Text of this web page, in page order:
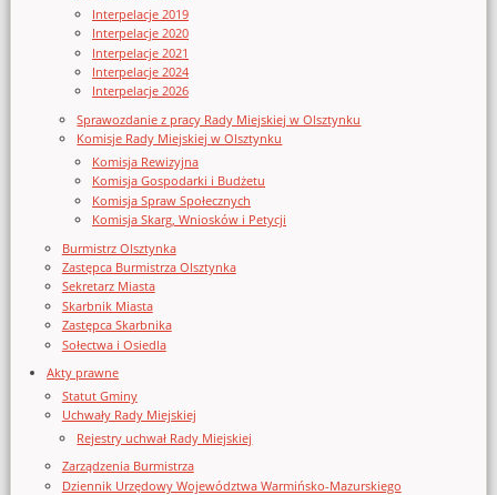
Interpelacje 2019
Interpelacje 2020
Interpelacje 2021
Interpelacje 2024
Interpelacje 2026
Sprawozdanie z pracy Rady Miejskiej w Olsztynku
Komisje Rady Miejskiej w Olsztynku
Komisja Rewizyjna
Komisja Gospodarki i Budżetu
Komisja Spraw Społecznych
Komisja Skarg, Wniosków i Petycji
Burmistrz Olsztynka
Zastępca Burmistrza Olsztynka
Sekretarz Miasta
Skarbnik Miasta
Zastępca Skarbnika
Sołectwa i Osiedla
Akty prawne
Statut Gminy
Uchwały Rady Miejskiej
Rejestry uchwał Rady Miejskiej
Zarządzenia Burmistrza
Dziennik Urzędowy Województwa Warmińsko-Mazurskiego